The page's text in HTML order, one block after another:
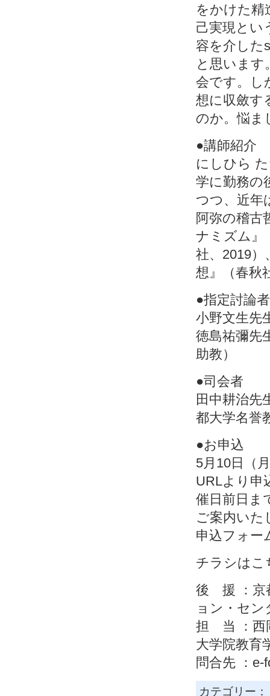
をかけた精
己実現とい
容を介した
と思います
会です。し
想に収斂す
のか。悩ま
●講師紹介
にしひら
学に勤務の
つつ、近年
阿弥の稽古
ナミズム』
社、2019）
想』（春秋
●指定討論者
小野文生先
徳島祐彌先
助教）
●司会者
田中耕治先
都大学名誉
●お申込
5月10日（
URLより申
催日前日ま
ご案内いた
申込フォ
チラシは
後 援 ：京
ョン・セン
担 当 ：西
大学院教育
問合先 ：e-
カテゴリー：